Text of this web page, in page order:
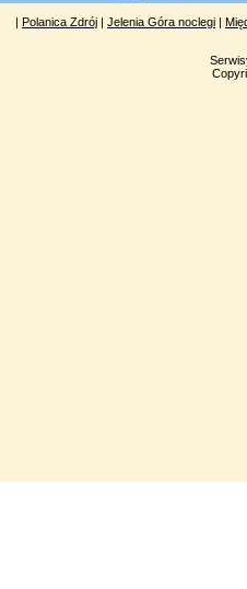
| Polanica Zdrój | Jelenia Góra noclegi |